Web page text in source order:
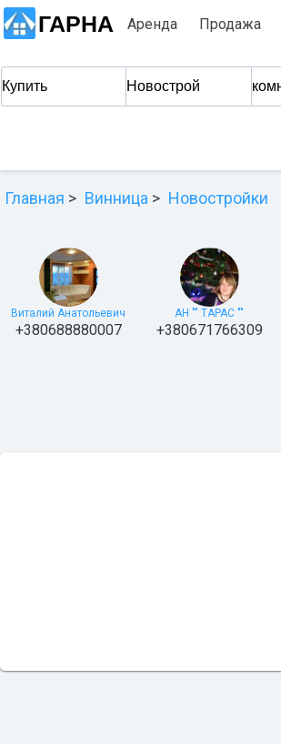
ГАРНА Аренда Продажа
Главная Винница Новостройки
Виталий Анатольевич
+380688880007
АН "" ТАРАС ""
+380671766309